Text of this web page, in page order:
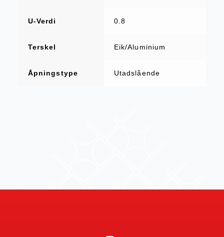
U-Verdi 0.8
Terskel Eik/Aluminium
Åpningstype Utadslående